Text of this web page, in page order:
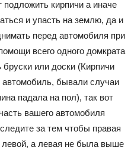
кирпичи а иначе
и упасть на землю, да и
перед автомобиля при
всего одного домкрата
или доски (Кирпичи
автомобиль, бывали случаи
падала на пол), так вот
вашего автомобиля
за тем чтобы правая
а левая не была выше